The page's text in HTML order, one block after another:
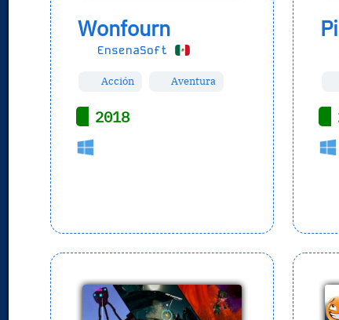
Wonfourn
EnsenaSoft
Acción Aventura
2018